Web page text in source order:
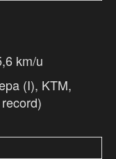
km/u
(I), KTM,